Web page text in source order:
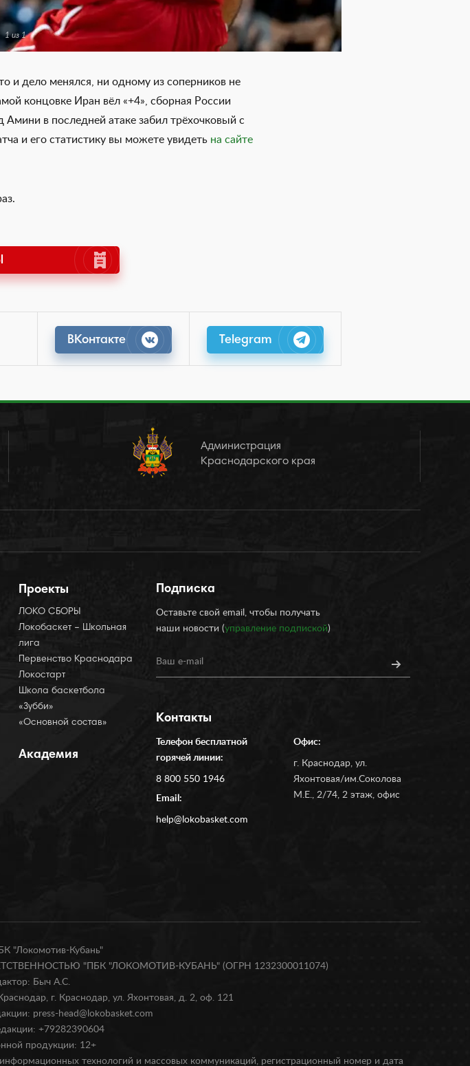
1 из 1
и дело менялся, ни одному из соперников не
концовке Иран вёл «+4», сборная России
в последней атаке забил трёхочковый с
и его статистику вы можете увидеть на сайте
ВКонтакте Telegram
Администрация
Краснодарского края
Проекты
ЛОКО СБОРЫ
Локобаскет – Школьная
лига
Первенство Краснодара
Локостарт
Школа баскетбола
«Зубби»
«Основной состав»
Академия
Подписка
Оставьте свой email, чтобы получать
наши новости (управление подпиской)
Контакты
Телефон бесплатной
горячей линии:
8 800 550 1946
Email:
help@lokobasket.com
Офис:
г. Краснодар, ул.
Яхонтовая/им.Соколова
М.Е., 2/74, 2 этаж, офис
"Локомотив-Кубань"
"ПБК "ЛОКОМОТИВ-КУБАНЬ" (ОГРН 1232300011074)
Быч А.С.
г. Краснодар, ул. Яхонтовая, д. 2, оф. 121
press-head@lokobasket.com
+79282390604
продукции: 12+
технологий и массовых коммуникаций, регистрационный номер и дата